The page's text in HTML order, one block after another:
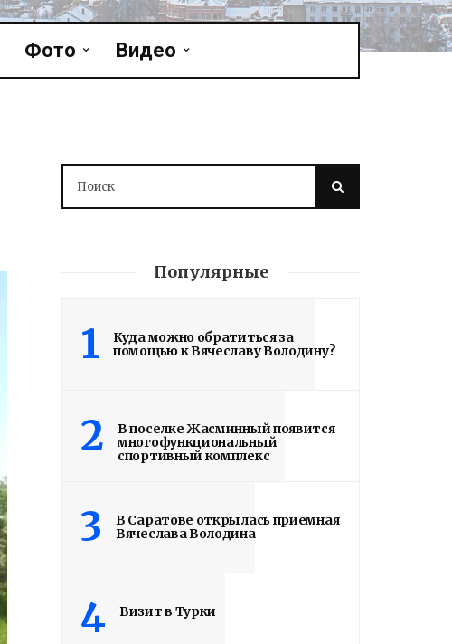
Фото Видео
Популярные
1
Куда можно обратиться за
помощью к Вячеславу Володину?
2
В поселке Жасминный появится
многофункциональный
спортивный комплекс
3
В Саратове открылась приемная
Вячеслава Володина
4 Визит в Турки